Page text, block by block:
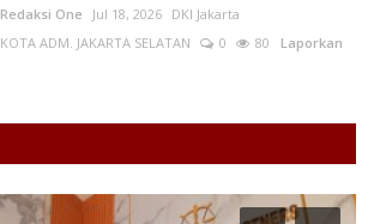
Redaksi One Jul 18, 2026 DKI Jakarta
KOTA ADM. JAKARTA SELATAN
0 80 Laporkan